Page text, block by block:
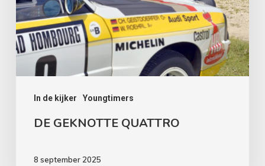
In de kijker Youngtimers
DE GEKNOTTE QUATTRO
8 september 2025